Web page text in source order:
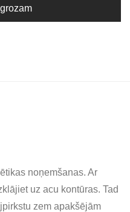
noņemšanas. Ar
uz acu kontūras. Tad
zem apakšējām